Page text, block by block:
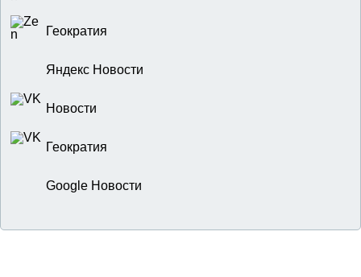
Геократия
Яндекс Новости
Новости
Геократия
Google Новости